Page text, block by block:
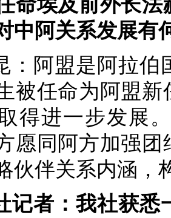
命埃及前外长
中阿关系发展有
：阿盟是阿拉伯
被任命为阿盟
得进一步发展
愿同阿方加强
伙伴关系内涵，
记者：我社获悉